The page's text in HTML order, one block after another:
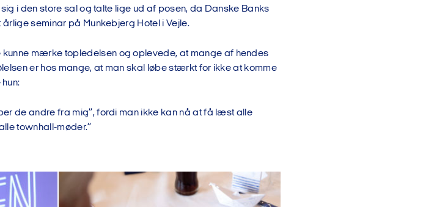
i den store sal og talte lige ud af posen, da Danske Banks
seminar på Munkebjerg Hotel i Vejle.
kunne mærke topledelsen og oplevede, at mange af hendes
er hos mange, at man skal løbe stærkt for ikke at komme
de andre fra mig”, fordi man ikke kan nå at få læst alle
townhall-møder.”